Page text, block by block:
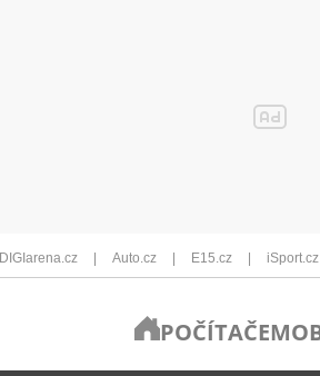
DIGIarena.cz Auto.cz E15.cz iSport.cz
POČÍTAČE